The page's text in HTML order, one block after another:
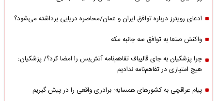
ادعای رویترز درباره توافق ایران و عمان/محاصره دریایی برداشته می‌شود؟
واکنش صنعا به توافق سه جانبه مکه
چرا پزشکیان به جای قالیباف تفاهم‌نامه آتش‌بس را امضا کرد؟/ پزشکیان:
هیچ امتیازی در تفاهم‌نامه ندادیم
پیام عراقچی به کشورهای همسایه: برادری واقعی را در پیش گیریم